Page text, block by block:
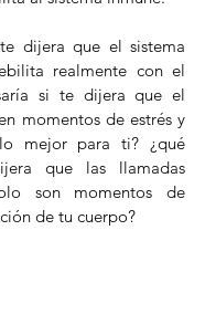
dijera que el sistema
realmente con el
si te dijera que el
momentos de estrés y
mejor para ti? ¿qué
que las llamadas
son momentos de
de tu cuerpo?